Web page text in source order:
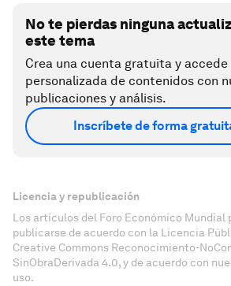
No te pierdas ninguna
este tema
Crea una cuenta gratuita y
personalizada de contenidos con
publicaciones y análisis.
Inscríbete de forma
Licencia y republicación
Los artículos del Foro Económico Mundial
publicarse de acuerdo con la Licencia
Creative Commons Reconocimiento-
SinObraDerivada 4.0, y de acuerdo con
uso.